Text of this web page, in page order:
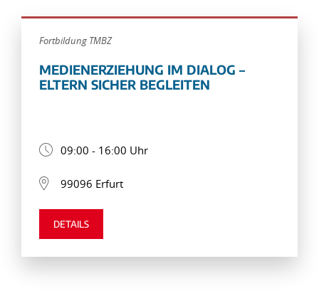
Fortbildung TMBZ
MEDIENERZIEHUNG IM DIALOG –
ELTERN SICHER BEGLEITEN
09:00 - 16:00 Uhr
99096 Erfurt
DETAILS